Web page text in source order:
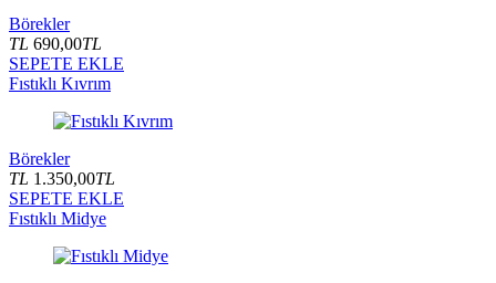
Börekler
TL 690,00TL
SEPETE EKLE
Fıstıklı Kıvrım
Börekler
TL 1.350,00TL
SEPETE EKLE
Fıstıklı Midye